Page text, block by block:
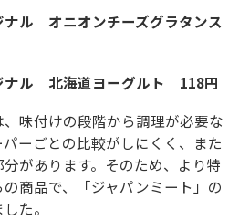
ナル オニオンチーズグラタンス
ナル 北海道ヨーグルト 118円
味付けの段階から調理が必要な
ーごとの比較がしにくく、また
があります。そのため、より特
商品で、「ジャパンミート」の
た。